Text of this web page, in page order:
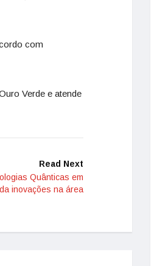
com
Verde e atende
Read Next
Quânticas em
inovações na área